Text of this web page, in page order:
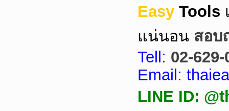
Easy Tools
แน่นอน สอบ
Tell: 02-629-
Email:
LINE ID: